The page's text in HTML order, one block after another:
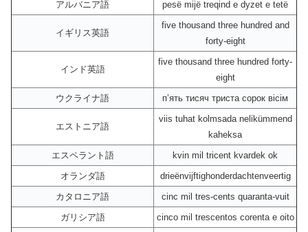
アルバニア語
pesë mijë treqind e dyzet e tetë
イギリス英語
five thousand three hundred and
forty-eight
インド英語
five thousand three hundred forty-
eight
ウクライナ語
пʼять тисяч триста сорок вісім
エストニア語
viis tuhat kolmsada nelikümmend
kaheksa
エスペラント語
kvin mil tricent kvardek ok
オランダ語
drieënvijftighonderdachtenveertig
カタロニア語
cinc mil tres-cents quaranta-vuit
ガリシア語
cinco mil trescentos corenta e oito